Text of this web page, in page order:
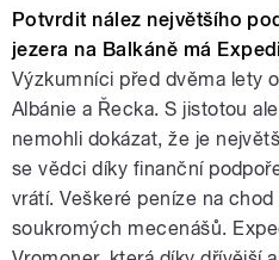
Potvrdit nález největšího
jezera na Balkáně má
Výzkumníci před dvěma lety
Albánie a Řecka. S jistotou
nemohli dokázat, že je
se vědci díky finanční
vrátí. Veškeré peníze na
soukromých mecenášů.